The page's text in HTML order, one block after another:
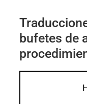
bufetes de